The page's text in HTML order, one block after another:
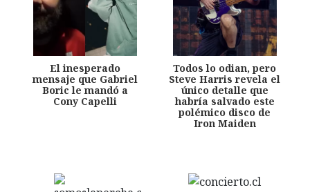
El inesperado
mensaje que Gabriel
Boric le mandó a
Cony Capelli
Todos lo odian, pero
Steve Harris revela el
único detalle que
habría salvado este
polémico disco de
Iron Maiden